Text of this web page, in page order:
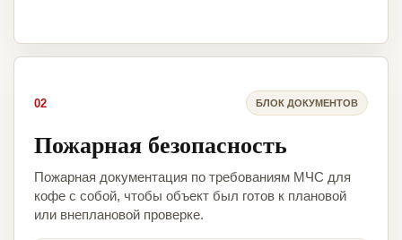
02 БЛОК ДОКУМЕНТОВ
Пожарная безопасность
Пожарная документация по требованиям МЧС для
кофе с собой, чтобы объект был готов к плановой
или внеплановой проверке.